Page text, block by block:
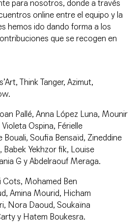
para nosotros, donde a través
online entre el equipo y la
hemos ido dando forma a los
que se recogen en
Think Tanger, Azimut,
Pallé, Anna López Luna, Mounir
Ospina, Férielle
Bouali, Soufia Bensaïd, Zineddine
Babek Yekhzor fik, Louise
G y Abdelraouf Meraga.
Cots, Mohamed Ben
Amina Mourid, Hicham
Nora Daoud, Soukaïna
y Hatem Boukesra.